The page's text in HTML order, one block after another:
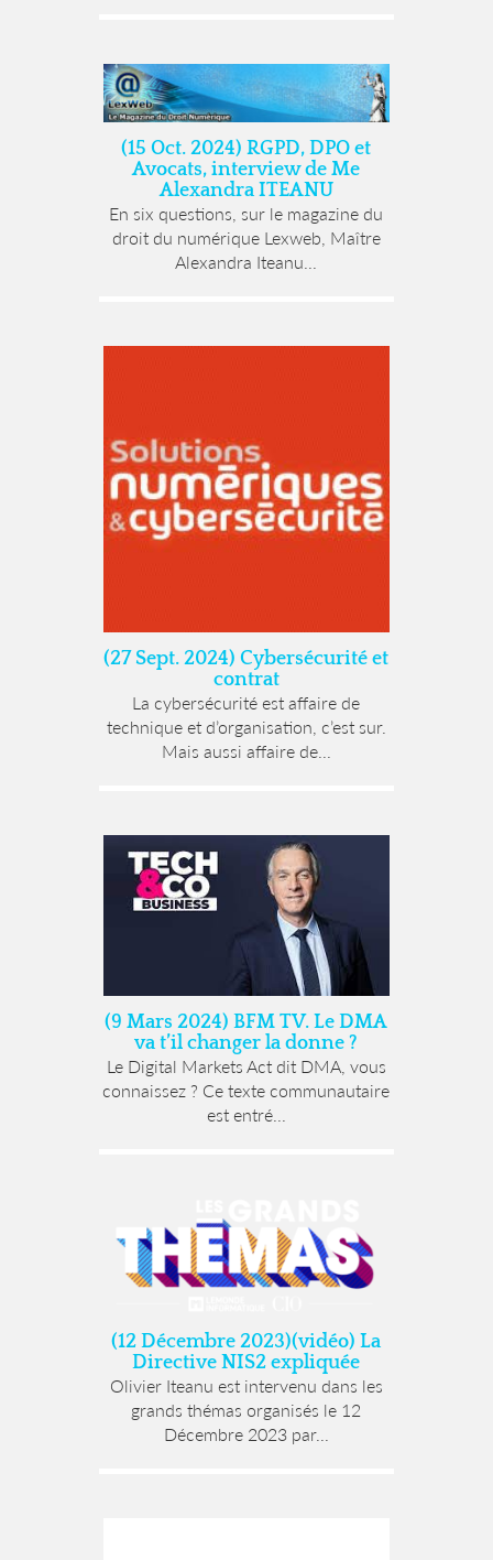
(15 Oct. 2024) RGPD, DPO et
Avocats, interview de Me
Alexandra ITEANU
En six questions, sur le magazine du
droit du numérique Lexweb, Maître
Alexandra Iteanu...
(27 Sept. 2024) Cybersécurité et
contrat
La cybersécurité est affaire de
technique et d’organisation, c’est sur.
Mais aussi affaire de...
(9 Mars 2024) BFM TV. Le DMA
va t’il changer la donne ?
Le Digital Markets Act dit DMA, vous
connaissez ? Ce texte communautaire
est entré...
(12 Décembre 2023)(vidéo) La
Directive NIS2 expliquée
Olivier Iteanu est intervenu dans les
grands thémas organisés le 12
Décembre 2023 par...